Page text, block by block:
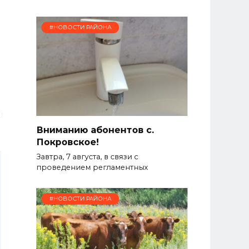
#НОВОСТИ РАЙОНА
Вниманию абонентов с.
Покровское!
Завтра, 7 августа, в связи с
проведением регламентных
#НОВОСТИ РАЙОНА